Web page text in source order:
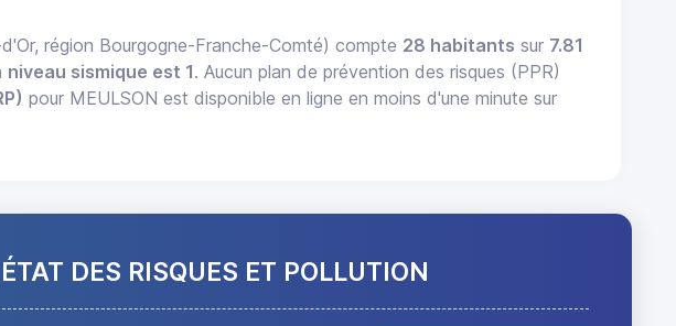
région Bourgogne-Franche-Comté) compte 28 habitants sur 7.81
niveau sismique est 1. Aucun plan de prévention des risques (PPR)
pour MEULSON est disponible en ligne en moins d'une minute sur
DES RISQUES ET POLLUTION